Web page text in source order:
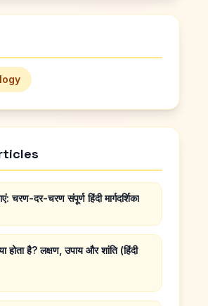
चरण-दर-चरण संपूर्ण हिंदी मार्गदर्शिका
होता है? लक्षण, उपाय और शांति (हिंदी